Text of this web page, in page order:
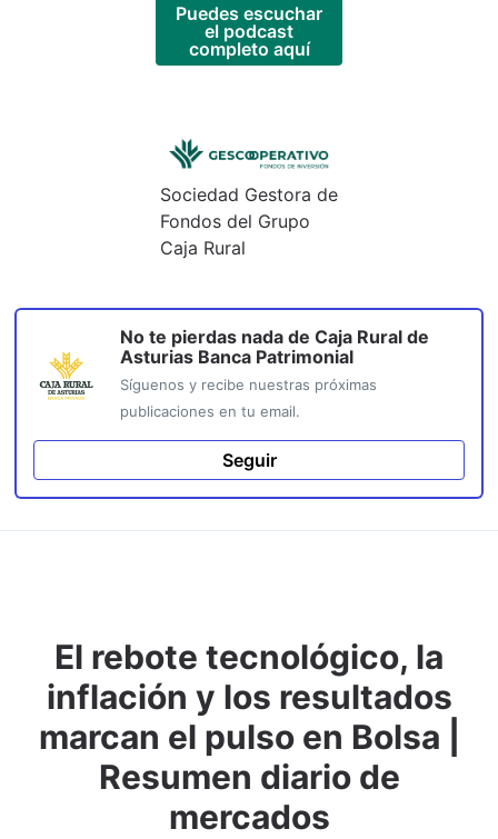
Puedes escuchar
el podcast
completo aquí
Sociedad Gestora de
Fondos del Grupo
Caja Rural
No te pierdas nada de Caja Rural de
Asturias Banca Patrimonial
Síguenos y recibe nuestras próximas
publicaciones en tu email.
Seguir
El rebote tecnológico, la
inflación y los resultados
marcan el pulso en Bolsa |
Resumen diario de
mercados